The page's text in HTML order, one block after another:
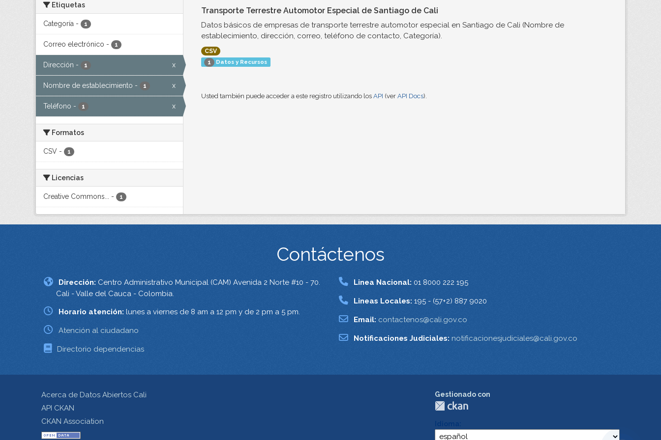
Etiquetas
Categoría - 1
Correo electrónico - 1
Dirección - 1 x
Nombre de establecimiento - 1 x
Teléfono - 1 x
Formatos
CSV - 1
Licencias
Creative Commons... - 1
Transporte Terrestre Automotor Especial de Santiago de Cali
Datos básicos de empresas de transporte terrestre automotor especial en Santiago de Cali (Nombre de
establecimiento, dirección, correo, teléfono de contacto, Categoría).
CSV
1
Datos y Recursos
Usted también puede acceder a este registro utilizando los API (ver API Docs).
Contáctenos
Dirección: Centro Administrativo Municipal (CAM) Avenida 2 Norte #10 - 70.
Cali - Valle del Cauca - Colombia.
Horario atención: lunes a viernes de 8 am a 12 pm y de 2 pm a 5 pm.
Atención al ciudadano
Directorio dependencias
Linea Nacional: 01 8000 222 195
Lineas Locales: 195 - (57+2) 887 9020
Email: contactenos@cali.gov.co
Notificaciones Judiciales: notificacionesjudiciales@cali.gov.co
Acerca de Datos Abiertos Cali
API CKAN
CKAN Association
Gestionado con